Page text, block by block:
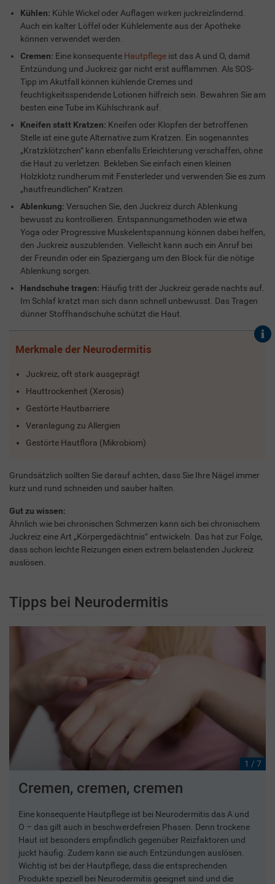
Kühlen: Kühle Wickel oder Auflagen wirken juckreizlindernd.
Auch ein kalter Löffel oder Kühlelemente aus der Apotheke
können verwendet werden.
Cremen: Eine konsequente Hautpflegeist das A und O, damit
Entzündung und Juckreiz gar nicht erst aufflammen. Als SOS-
Tipp im Akutfall können kühlende Cremes und
feuchtigkeitsspendende Lotionen hilfreich sein. Bewahren Sie am
besten eine Tube im Kühlschrank auf.
Kneifen statt Kratzen: Kneifen oder Klopfen der betroffenen
Stelle ist eine gute Alternative zum Kratzen. Ein sogenanntes
„Kratzklötzchen“ kann ebenfalls Erleichterung verschaffen, ohne
die Haut zu verletzen. Bekleben Sie einfach einen kleinen
Holzklotz rundherum mit Fensterleder und verwenden Sie es zum
„hautfreundlichen“ Kratzen.
Ablenkung: Versuchen Sie, den Juckreiz durch Ablenkung
bewusst zu kontrollieren. Entspannungsmethoden wie etwa
Yoga oder Progressive Muskelentspannung können dabei helfen,
den Juckreiz auszublenden. Vielleicht kann auch ein Anruf bei
der Freundin oder ein Spaziergang um den Block für die nötige
Ablenkung sorgen.
Handschuhe tragen: Häufig tritt der Juckreiz gerade nachts auf.
Im Schlaf kratzt man sich dann schnell unbewusst. Das Tragen
dünner Stoffhandschuhe schützt die Haut.
Merkmale der Neurodermitis
Juckreiz, oft stark ausgeprägt
Hauttrockenheit (Xerosis)
Gestörte Hautbarriere
Veranlagung zu Allergien
Gestörte Hautflora (Mikrobiom)
Grundsätzlich sollten Sie darauf achten, dass Sie Ihre Nägel immer
kurz und rund schneiden und sauber halten.
Gut zu wissen:
Ähnlich wie bei chronischen Schmerzen kann sich bei chronischem
Juckreiz eine Art „Körpergedächtnis“ entwickeln. Das hat zur Folge,
dass schon leichte Reizungen einen extrem belastenden Juckreiz
auslösen.
Tipps bei Neurodermitis
1 / 7
Cremen, cremen, cremen
Eine konsequente Hautpflege ist bei Neurodermitis das A und
O – das gilt auch in beschwerdefreien Phasen. Denn trockene
Haut ist besonders empfindlich gegenüber Reizfaktoren und
juckt häufig. Zudem kann sie auch Entzündungen auslösen.
Wichtig ist bei der Hautpflege, dass die entsprechenden
Produkte speziell bei Neurodermitis geeignet sind und die